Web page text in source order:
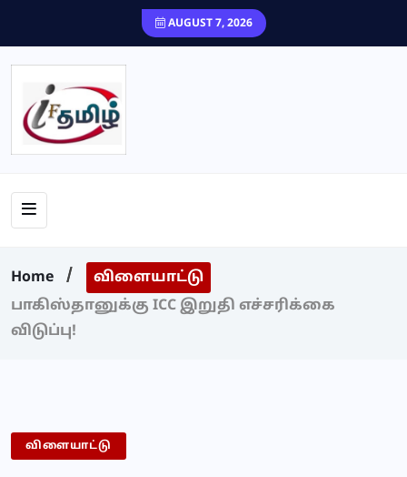
AUGUST 7, 2026
Home
விளையாட்டு
பாகிஸ்தானுக்கு ICC இறுதி எச்சரிக்கை
விடுப்பு!
விளையாட்டு